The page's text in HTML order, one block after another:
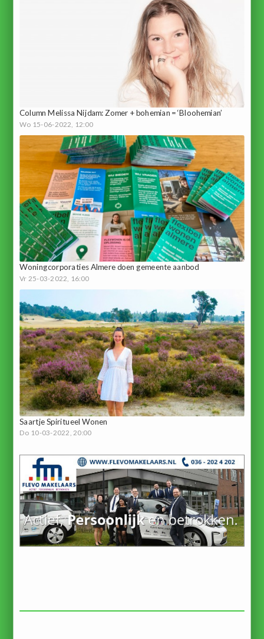
Column Melissa Nijdam: Zomer + bohemian = ‘Bloohemian’
Wo 15-06-2022, 12:00
Woningcorporaties Almere doen gemeente aanbod
Vr 25-03-2022, 16:00
Saartje Spiritueel Wonen
Do 10-03-2022, 20:00